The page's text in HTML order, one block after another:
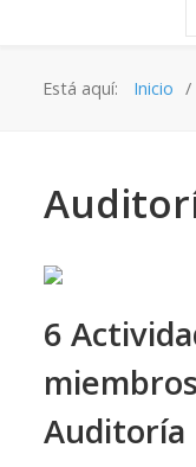
Está aquí: Inicio
6
Auditoría